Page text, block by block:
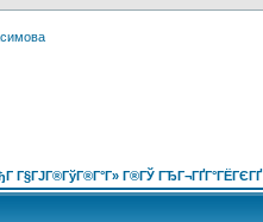
Г§ГЈГ®ГўГ®Г°Г» Г®ГЎ ГЂГ¬ГҐГ°ГЁГЄГҐ